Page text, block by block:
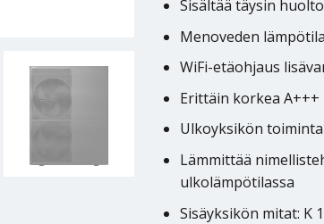
Sisältää täysin
Menoveden
WiFi-etäohjaus
Erittäin korkea
Ulkoyksikön
Lämmittää
ulkolämpötilassa
Sisäyksikön mitat: K